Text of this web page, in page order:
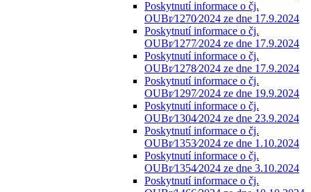
Poskytnutí informace o čj.
OUBr⁄1270⁄2024 ze dne 17.9.2024
Poskytnutí informace o čj.
OUBr⁄1277⁄2024 ze dne 17.9.2024
Poskytnutí informace o čj.
OUBr⁄1278⁄2024 ze dne 17.9.2024
Poskytnutí informace o čj.
OUBr⁄1297⁄2024 ze dne 19.9.2024
Poskytnutí informace o čj.
OUBr⁄1304⁄2024 ze dne 23.9.2024
Poskytnutí informace o čj.
OUBr⁄1353⁄2024 ze dne 1.10.2024
Poskytnutí informace o čj.
OUBr⁄1354⁄2024 ze dne 3.10.2024
Poskytnutí informace o čj.